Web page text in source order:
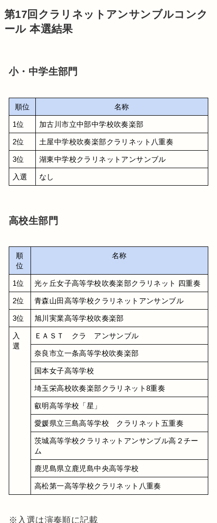
第17回クラリネットアンサンブルコンク
ール 本選結果
小・中学生部門
順位 名称
1位 加古川市立中部中学校吹奏楽部
2位 土屋中学校吹奏楽部クラリネット八重奏
3位 湖東中学校クラリネットアンサンブル
入選 なし
高校生部門
順
位
名称
1位 光ヶ丘女子高等学校吹奏楽部クラリネット 四重奏
2位 青森山田高等学校クラリネットアンサンブル
3位 旭川実業高等学校吹奏楽部
入
選
ＥＡＳＴ　クラ　アンサンブル
奈良市立一条高等学校吹奏楽部
国本女子高等学校
埼玉栄高校吹奏楽部クラリネット8重奏
叡明高等学校「星」
愛媛県立三島高等学校　クラリネット五重奏
茨城高等学校クラリネットアンサンブル高２チー
ム
鹿児島県立鹿児島中央高等学校
高松第一高等学校クラリネット八重奏
※入選は演奏順に記載